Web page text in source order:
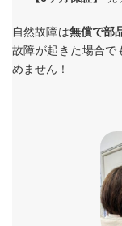
自然故障は無償で部
故障が起きた場合で
めません！